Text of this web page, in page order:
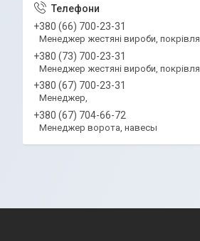
+380 (66) 700-23-31
Менеджер жестяні вироби, покрівля
+380 (73) 700-23-31
Менеджер жестяні вироби, покрівля
+380 (67) 700-23-31
Менеджер,
+380 (67) 704-66-72
Менеджер ворота, навесы